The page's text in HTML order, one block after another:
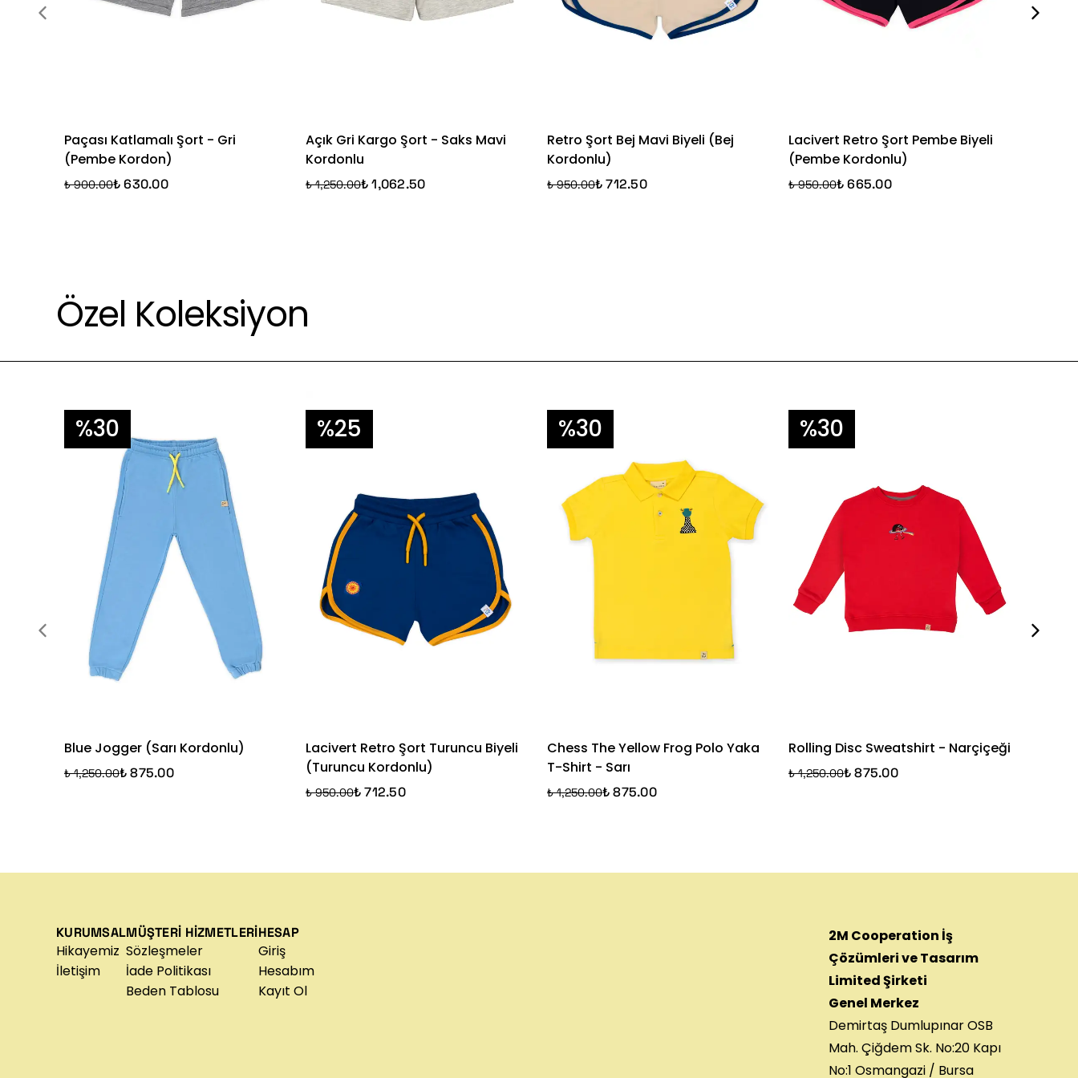
Paçası Katlamalı Şort - Gri
(Pembe Kordon)
₺ 900.00₺ 630.00
Açık Gri Kargo Şort - Saks Mavi
Kordonlu
₺ 1,250.00₺ 1,062.50
Retro Şort Bej Mavi Biyeli (Bej
Kordonlu)
₺ 950.00₺ 712.50
Lacivert Retro Şort Pembe Biyeli
(Pembe Kordonlu)
₺ 950.00₺ 665.00
Özel Koleksiyon
%30
Blue Jogger (Sarı Kordonlu)
₺ 1,250.00₺ 875.00
%25
Lacivert Retro Şort Turuncu Biyeli
(Turuncu Kordonlu)
₺ 950.00₺ 712.50
%30
Chess The Yellow Frog Polo Yaka
T-Shirt - Sarı
₺ 1,250.00₺ 875.00
%30
Rolling Disc Sweatshirt - Narçiçeği
₺ 1,250.00₺ 875.00
KURUMSAL
Hikayemiz
İletişim
MÜŞTERİ HİZMETLERİ
Sözleşmeler
İade Politikası
Beden Tablosu
HESAP
Giriş
Hesabım
Kayıt Ol
2M Cooperation İş
Çözümleri ve Tasarım
Limited Şirketi
Genel Merkez
Demirtaş Dumlupınar OSB
Mah. Çiğdem Sk. No:20 Kapı
No:1 Osmangazi / Bursa